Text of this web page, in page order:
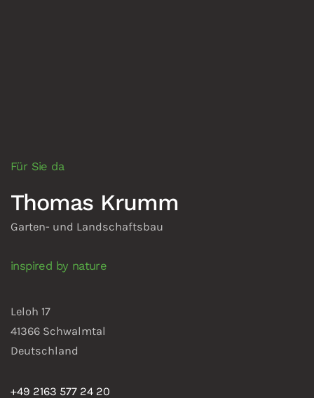
Für Sie da
Thomas Krumm
Garten- und Landschaftsbau
inspired by nature
Leloh 17
41366 Schwalmtal
Deutschland
+49 2163 577 24 20